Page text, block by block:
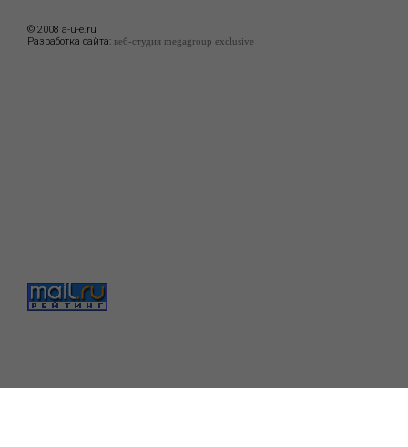
© 2008 a-u-e.ru
Разработка сайта: веб-студия megagroup exclusive